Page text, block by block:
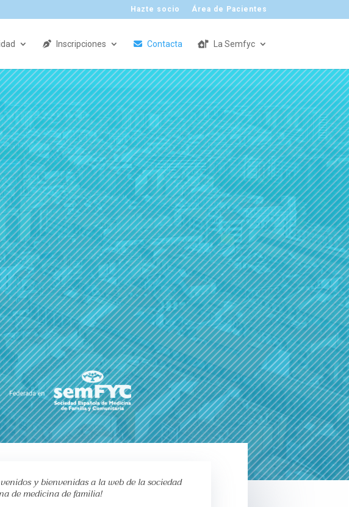
Hazte socio Área de Pacientes
Inscripciones Contacta La Semfyc
Logroño 15 de octubre de 2026
ver el programapincha aquí
más
y bienvenidas a la web de la sociedad
de medicina de familia!